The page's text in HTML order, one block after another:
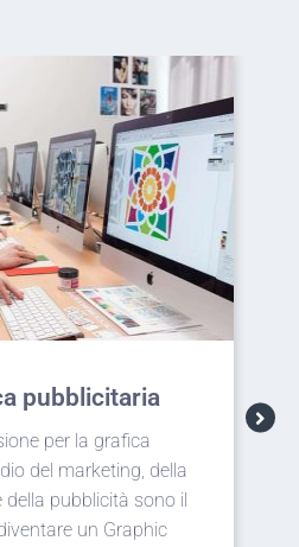
unico progetto user
visiva,
è il compito del Web
ed estetica a